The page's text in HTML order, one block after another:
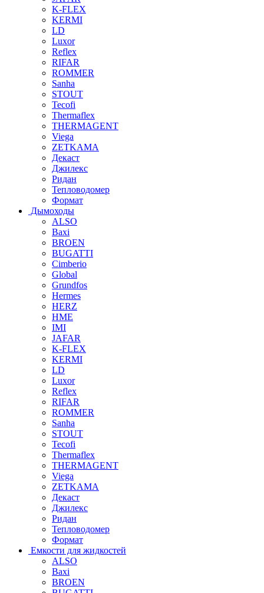
K-FLEX
KERMI
LD
Luxor
Reflex
RIFAR
ROMMER
Sanha
STOUT
Tecofi
Thermaflex
THERMAGENT
Viega
ZETKAMA
Декаст
Джилекс
Ридан
Тепловодомер
Формат
Дымоходы
ALSO
Baxi
BROEN
BUGATTI
Cimberio
Global
Grundfos
Hermes
HERZ
HME
IMI
JAFAR
K-FLEX
KERMI
LD
Luxor
Reflex
RIFAR
ROMMER
Sanha
STOUT
Tecofi
Thermaflex
THERMAGENT
Viega
ZETKAMA
Декаст
Джилекс
Ридан
Тепловодомер
Формат
Емкости для жидкостей
ALSO
Baxi
BROEN